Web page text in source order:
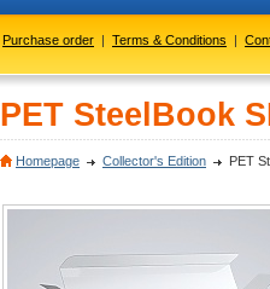
Purchase order | Terms & Conditions |
PET SteelBook
Homepage Collector's Edition PET